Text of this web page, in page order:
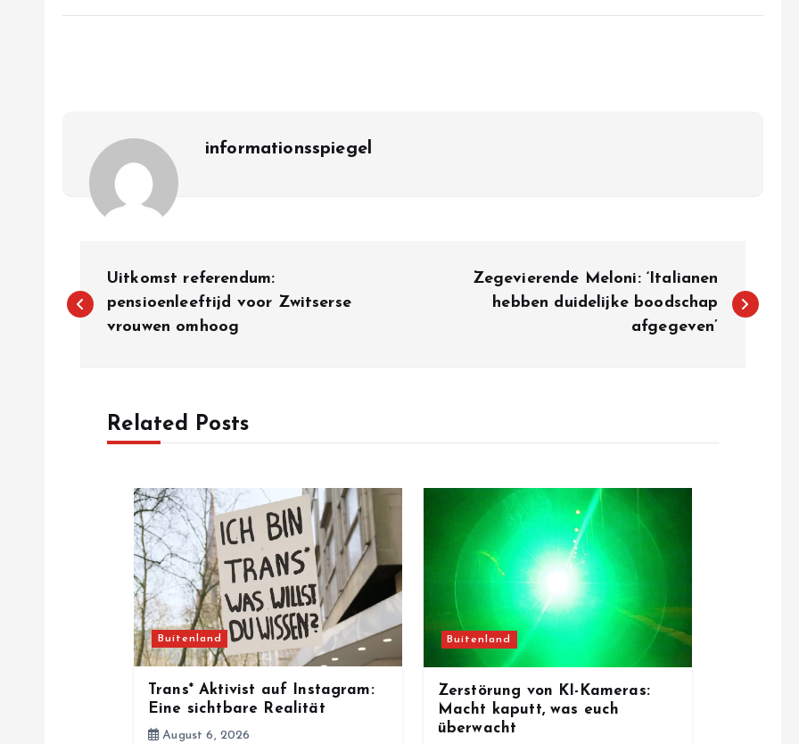
informationsspiegel
o
Uitkomst referendum:
pensioenleeftijd voor Zwitserse
vrouwen omhoog
Zegevierende Meloni: ‘Italianen
hebben duidelijke boodschap
afgegeven’
Related Posts
Buitenland
Trans* Aktivist auf Instagram:
Eine sichtbare Realität
August 6, 2026
Buitenland
Zerstörung von KI-Kameras:
Macht kaputt, was euch
überwacht